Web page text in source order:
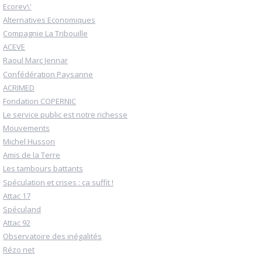
Ecorev\'
Alternatives Economiques
Compagnie La Tribouille
ACEVE
Raoul Marc Jennar
Confédération Paysanne
ACRIMED
Fondation COPERNIC
Le service public est notre richesse
Mouvements
Michel Husson
Amis de la Terre
Les tambours battants
Spéculation et crises : ça suffit !
Attac 17
Spéculand
Attac 92
Observatoire des inégalités
Rézo net